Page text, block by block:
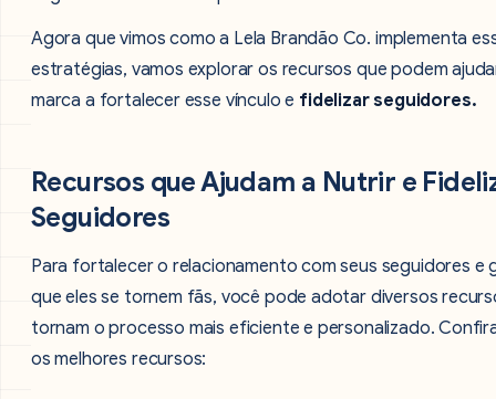
Agora que vimos como a Lela Brandão Co. implementa
estratégias, vamos explorar os recursos que podem
marca a fortalecer esse vínculo e fidelizar seguidores.
Recursos que Ajudam a Nutrir e
Seguidores
Para fortalecer o relacionamento com seus seguidores e
que eles se tornem fãs, você pode adotar diversos
tornam o processo mais eficiente e personalizado.
os melhores recursos: